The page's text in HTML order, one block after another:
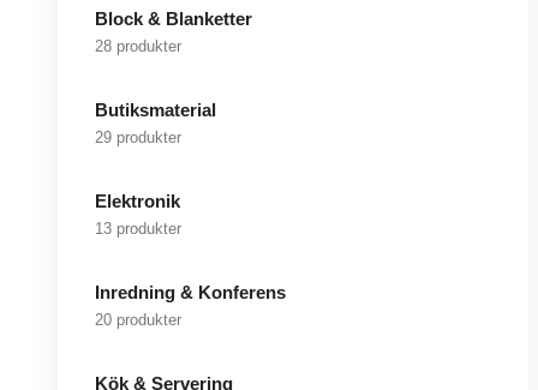
Block & Blanketter
28 produkter
Butiksmaterial
29 produkter
Elektronik
13 produkter
Inredning & Konferens
20 produkter
Kök & Servering